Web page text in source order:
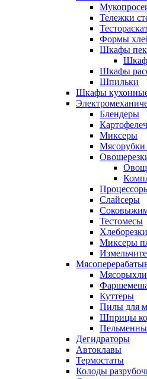
Тележки
Формы
Шкафы
Шкафы
Шпильки
Шкафы
Блендеры
Миксеры
Слайсеры
Тестомесы
Хлеборезки
Миксеры
Куттеры
Пилы для
Шприцы
Дегидраторы
Автоклавы
Термостаты
Колоды